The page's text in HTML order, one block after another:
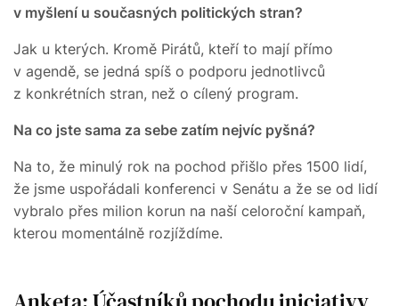
v myšlení u současných politických stran?
Jak u kterých. Kromě Pirátů, kteří to mají přímo
v agendě, se jedná spíš o podporu jednotlivců
z konkrétních stran, než o cílený program.
Na co jste sama za sebe zatím nejvíc pyšná?
Na to, že minulý rok na pochod přišlo přes 1500 lidí,
že jsme uspořádali konferenci v Senátu a že se od lidí
vybralo přes milion korun na naší celoroční kampaň,
kterou momentálně rozjíždíme.